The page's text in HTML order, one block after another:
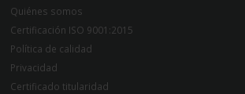
Quiénes somos
Certificación ISO 9001:2015
Política de calidad
Privacidad
Certificado titularidad